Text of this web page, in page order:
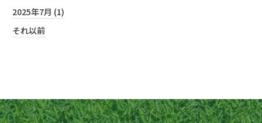
2025年7月 (1)
それ以前